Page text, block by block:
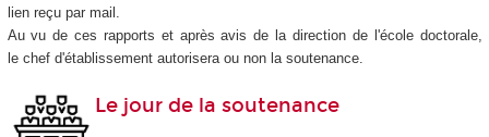
lien reçu par mail.
Au vu de ces rapports et après avis de la direction de l'école doctorale,
le chef d'établissement autorisera ou non la soutenance.
Le jour de la soutenance